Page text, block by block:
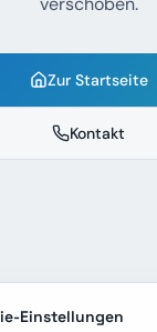
Einstellungen
Zur Startseite
Kontakt